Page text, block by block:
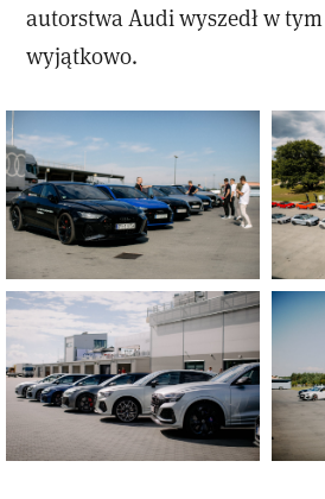
autorstwa Audi wyszedł w
wyjątkowo.